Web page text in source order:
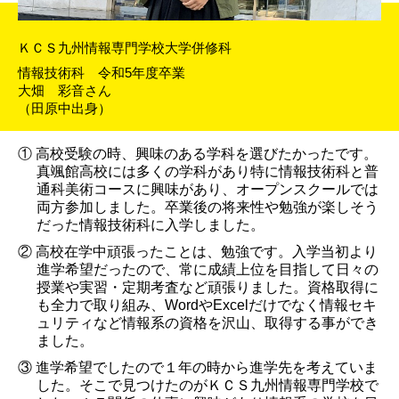
ＫＣＳ九州情報専門学校大学併修科
情報技術科 令和5年度卒業
大畑 彩音さん
（田原中出身）
① 高校受験の時、興味のある学科を選びたかったです。
真颯館高校には多くの学科があり特に情報技術科と普
通科美術コースに興味があり、オープンスクールでは
両方参加しました。卒業後の将来性や勉強が楽しそう
だった情報技術科に入学しました。
② 高校在学中頑張ったことは、勉強です。入学当初より
進学希望だったので、常に成績上位を目指して日々の
授業や実習・定期考査など頑張りました。資格取得に
も全力で取り組み、WordやExcelだけでなく情報セキ
ュリティなど情報系の資格を沢山、取得する事ができ
ました。
③ 進学希望でしたので１年の時から進学先を考えていま
した。そこで見つけたのがＫＣＳ九州情報専門学校で